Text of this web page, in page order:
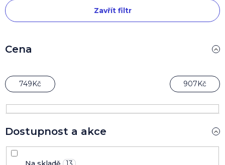
Zavřít filtr
Cena
749 Kč 907 Kč
Dostupnost a akce
V
ý
s
o
d
u
k
t
ů